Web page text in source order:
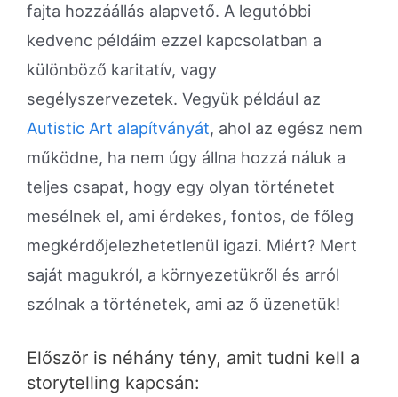
fajta hozzáállás alapvető. A legutóbbi
kedvenc példáim ezzel kapcsolatban a
különböző karitatív, vagy
segélyszervezetek. Vegyük például az
Autistic Art alapítványát, ahol az egész nem
működne, ha nem úgy állna hozzá náluk a
teljes csapat, hogy egy olyan történetet
mesélnek el, ami érdekes, fontos, de főleg
megkérdőjelezhetetlenül igazi. Miért? Mert
saját magukról, a környezetükről és arról
szólnak a történetek, ami az ő üzenetük!
Először is néhány tény, amit tudni kell a
storytelling kapcsán: